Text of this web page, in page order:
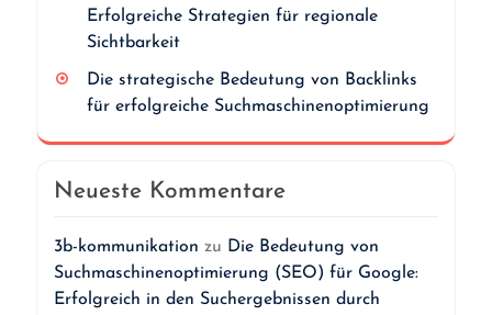
Erfolgreiche Strategien für regionale
Sichtbarkeit
Die strategische Bedeutung von Backlinks
für erfolgreiche Suchmaschinenoptimierung
Neueste Kommentare
3b-kommunikation zu Die Bedeutung von
Suchmaschinenoptimierung (SEO) für Google:
Erfolgreich in den Suchergebnissen durch